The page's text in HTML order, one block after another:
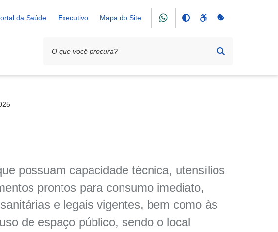
da Saúde Executivo Mapa do Site
possuam capacidade técnica, utensílios
prontos para consumo imediato,
e legais vigentes, bem como às
de espaço público, sendo o local